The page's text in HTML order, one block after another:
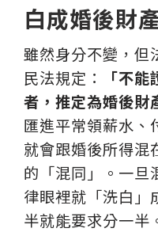
白成婚後財
雖然身分不變，但
民法規定：
「不
者，推定為婚後財
匯進平常領薪水、
就會跟婚後所得混
的「混同」。一旦
律眼裡就「洗白」
半就能要求分一半